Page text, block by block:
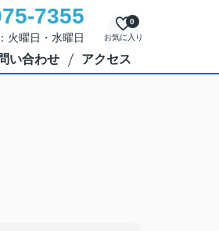
7355
火曜日・水曜日 お気に入り
0
い合わせ アクセス